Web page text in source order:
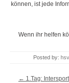
können, ist jede
Wenn ihr helfen
Posted by:
Post navigation
← 1.Tag: